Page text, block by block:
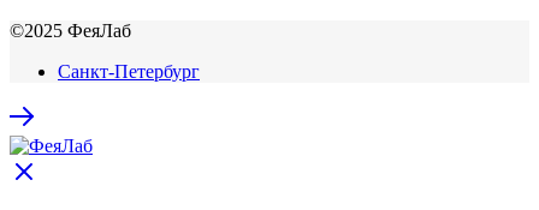
©2025 ФеяЛаб
Санкт-Петербург